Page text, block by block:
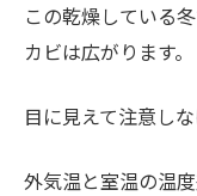
この乾燥している
カビは広がります。
目に見えて注意し
外気温と室温の温